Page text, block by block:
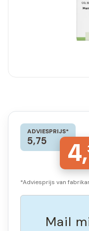
ADVIESPRIJS*
5,75 4,
*Adviesprijs van
Mail